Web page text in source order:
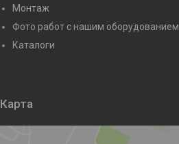
Монтаж
Фото работ с нашим оборудованием
Каталоги
Карта